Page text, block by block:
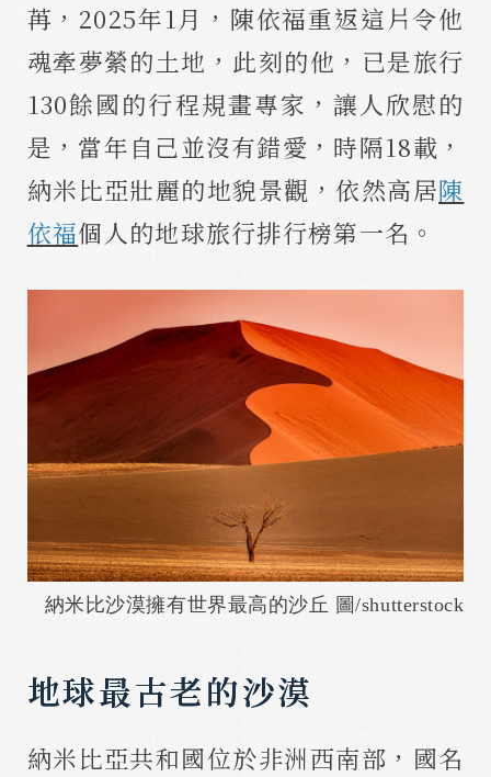
苒，2025年1月，陳依福重返這片令他
魂牽夢縈的土地，此刻的他，已是旅行
130餘國的行程規畫專家，讓人欣慰的
是，當年自己並沒有錯愛，時隔18載，
納米比亞壯麗的地貌景觀，依然高居陳
依福個人的地球旅行排行榜第一名。
納米比沙漠擁有世界最高的沙丘 圖/shutterstock
地球最古老的沙漠
納米比亞共和國位於非洲西南部，國名